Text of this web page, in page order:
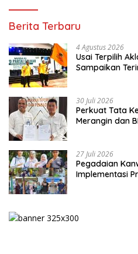
Berita Terbaru
4 Agustus 2026
Usai Terpilih
Sampaikan
30 Juli 2026
Perkuat Tata
Merangin dan
27 Juli 2026
Pegadaian
Implementasi